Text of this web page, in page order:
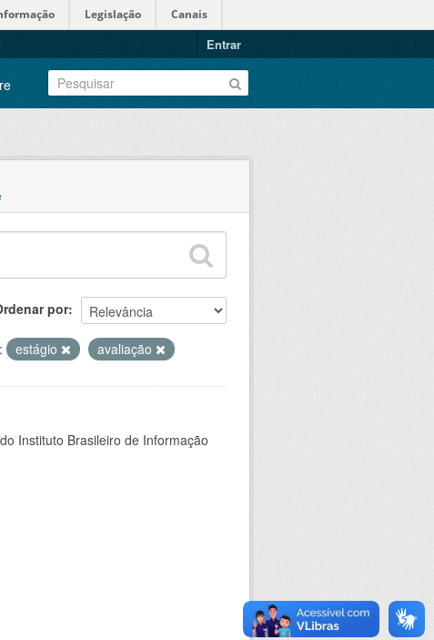
Legislação Canais
Entrar
por
estágio avaliação
Instituto Brasileiro de Informação